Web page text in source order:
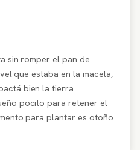
sin romper el pan de
que estaba en la maceta,
bien la tierra
pocito para retener el
para plantar es otoño